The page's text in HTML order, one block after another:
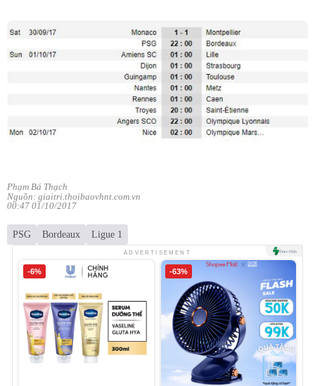
Phạm Bá Thạch
Nguồn: giaitri.thoibaovhnt.com.vn
00:47 01/10/2017
PSG Bordeaux Ligue 1
ADVERTISEMENT
-6% -63%